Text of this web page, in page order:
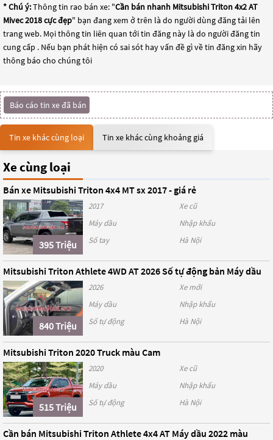
* Chú ý:Thông tin rao bán xe: "Cần bán nhanh Mitsubishi Triton 4x2 AT
Mivec 2018 cực đẹp" bạn đang xem ở trên là do người dùng đăng tải lên
trang web. Mọi thông tin liên quan tới tin đăng này là do người đăng tin
cung cấp . Nếu bạn phát hiện có sai sót hay vấn đề gì về tin đăng xin hãy
thông báo cho chúng tôi
Báo cáo tin xe đã bán
Tin xe khác cùng loại Tin xe khác cùng khoảng giá
Xe cùng loại
Bán xe Mitsubishi Triton 4x4 MT sx 2017 - giá rẻ
395 Triệu
2017
Xe cũ
Máy dầu
Nhập khẩu
Số tay
Hà Nội
Mitsubishi Triton Athlete 4WD AT 2026 Số tự động bản Máy dầu
840 Triệu
2026
Xe mới
Máy dầu
Nhập khẩu
Số tự động
Hà Nội
Mitsubishi Triton 2020 Truck màu Cam
515 Triệu
2020
Xe cũ
Máy dầu
Nhập khẩu
Số tự động
Hà Nội
Cần bán Mitsubishi Triton Athlete 4x4 AT Máy dầu 2022 màu